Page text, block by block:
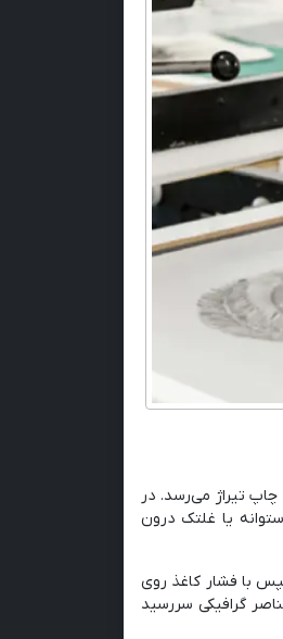
تیراژ می‌رسد. در
یا غلتک درون
با فشار کاغذ روی
گرافیکی سررسید